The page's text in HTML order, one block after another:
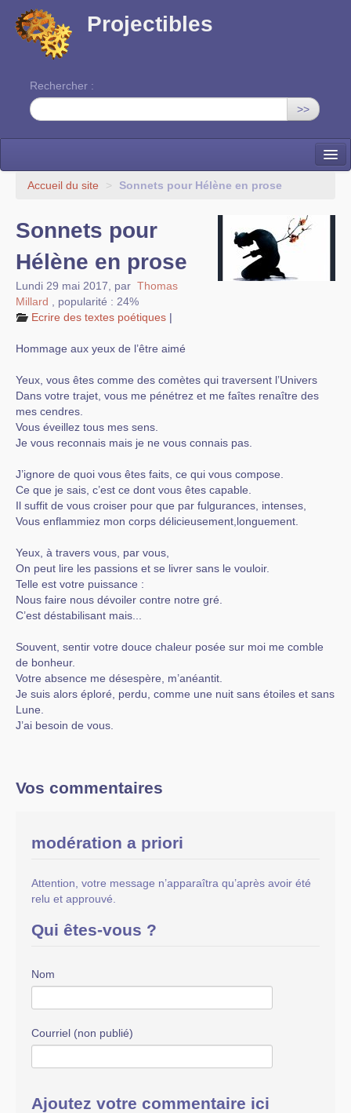
Projectibles
Rechercher :
>>
La ruche
Accueil du site > Sonnets pour Hélène en prose
Sonnets pour
Hélène en prose
Lundi 29 mai 2017 par Thomas
Millard
popularité : 24%
Ecrire des textes poétiques |
Hommage aux yeux de l’être aimé
Yeux, vous êtes comme des comètes qui traversent l’Univers
Dans votre trajet, vous me pénétrez et me faîtes renaître des
mes cendres.
Vous éveillez tous mes sens.
Je vous reconnais mais je ne vous connais pas.
J’ignore de quoi vous êtes faits, ce qui vous compose.
Ce que je sais, c’est ce dont vous êtes capable.
Il suffit de vous croiser pour que par fulgurances, intenses,
Vous enflammiez mon corps délicieusement,longuement.
Yeux, à travers vous, par vous,
On peut lire les passions et se livrer sans le vouloir.
Telle est votre puissance :
Nous faire nous dévoiler contre notre gré.
C’est déstabilisant mais...
Souvent, sentir votre douce chaleur posée sur moi me comble
de bonheur.
Votre absence me désespère, m’anéantit.
Je suis alors éploré, perdu, comme une nuit sans étoiles et sans
Lune.
J’ai besoin de vous.
Vos commentaires
modération a priori
Attention, votre message n’apparaîtra qu’après avoir été
relu et approuvé.
Qui êtes-vous ?
Nom
Courriel (non publié)
Ajoutez votre commentaire ici